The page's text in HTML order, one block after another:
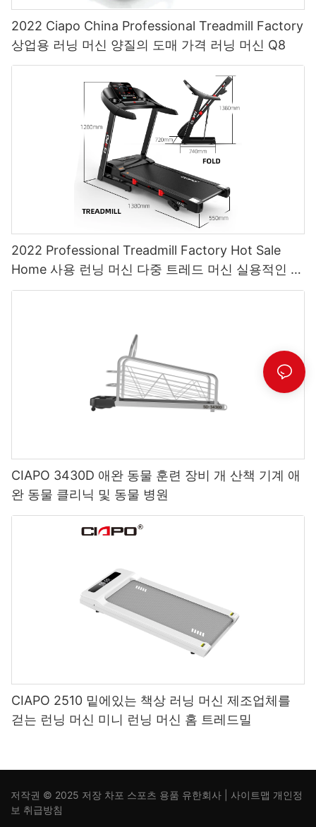
2022 Ciapo China Professional Treadmill Factory
상업용 러닝 머신 양질의 도매 가격 러닝 머신 Q8
2022 Professional Treadmill Factory Hot Sale
Home 사용 런닝 머신 다중 트레드 머신 실용적인 달
리기 기계 CIAPO CP-A2
CIAPO 3430D 애완 동물 훈련 장비 개 산책 기계 애
완 동물 클리닉 및 동물 병원
CIAPO 2510 밑에있는 책상 러닝 머신 제조업체를
걷는 런닝 머신 미니 런닝 머신 홈 트레드밀
저작권 © 2025 저장 차포 스포츠 용품 유한회사 | 사이트맵 개인정
보 취급방침